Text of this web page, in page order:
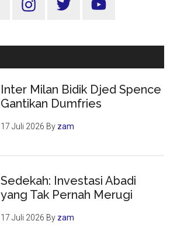
Liga
Taklukkan
0
Inter Milan Bidik Djed Spence
Gantikan Dumfries
17 Juli 2026 By zam
Sedekah: Investasi Abadi
yang Tak Pernah Merugi
17 Juli 2026 By zam